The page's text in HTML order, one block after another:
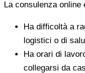
La consulenza online
Ha difficoltà a
logistici o di
Ha orari di
collegarsi da